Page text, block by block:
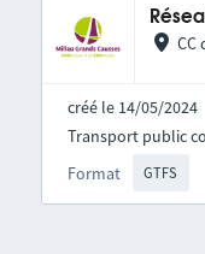
CC
créé le 14/05/2024
Format GTFS
Transport public